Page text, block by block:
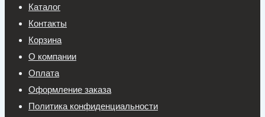
Каталог
Контакты
Корзина
О компании
Оплата
Оформление заказа
Политика конфиденциальности